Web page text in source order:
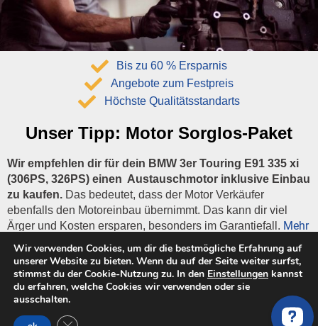
Unser Tipp: Motor Sorglos-Paket
Wir empfehlen dir für dein BMW 3er Touring E91 335 xi
(306PS, 326PS) einen Austauschmotor inklusive Einbau
zu kaufen. Das bedeutet, dass der Motor Verkäufer
ebenfalls den Motoreinbau übernimmt. Das kann dir viel
Ärger und Kosten ersparen, besonders im Garantiefall. Mehr
erfahren…
100% Sicherheit im Garantiefall
inklusive Abholung des Fahrzeugs
Bis zu 60 % Ersparnis
Angebote zum Festpreis
Höchste Qualitätsstandarts
Wir verwenden Cookies, um dir die bestmögliche Erfahrung auf
unserer Website zu bieten. Wenn du auf der Seite weiter surfst,
stimmst du der Cookie-Nutzung zu. In den Einstellungen kannst
du erfahren, welche Cookies wir verwenden oder sie
ausschalten.
GDPR Cookie-Banner schließen